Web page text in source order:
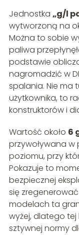
Jednostka „g/l
wytworzoną na
Można to sobie
paliwa
podstawie
nagromadzić w
spalania. Nie ma
użytkownika, to
konstruktorów i
Wartość około 6
przywoływana w
poziomu, przy
Pokazuje to
bezpiecznej
się
modelach ta
wyżej, dlatego
sztywnej normy